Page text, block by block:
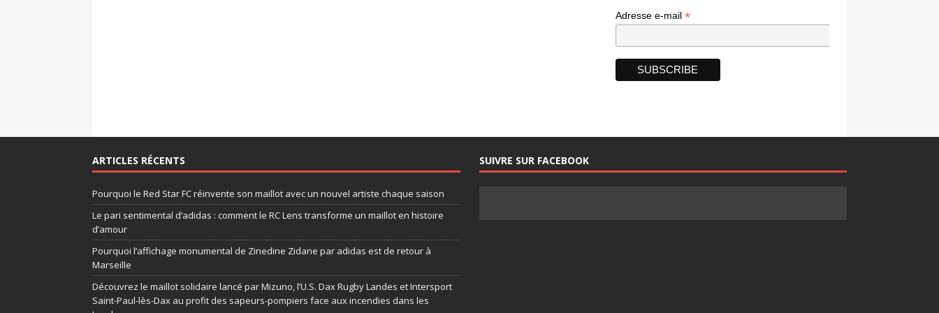
Adresse e-mail *
ARTICLES RÉCENTS
Pourquoi le Red Star FC réinvente son maillot avec un nouvel artiste chaque saison
Le pari sentimental d’adidas : comment le RC Lens transforme un maillot en histoire
d’amour
Pourquoi l’affichage monumental de Zinedine Zidane par adidas est de retour à
Marseille
Découvrez le maillot solidaire lancé par Mizuno, l’U.S. Dax Rugby Landes et Intersport
Saint-Paul-lès-Dax au profit des sapeurs-pompiers face aux incendies dans les
SUIVRE SUR FACEBOOK